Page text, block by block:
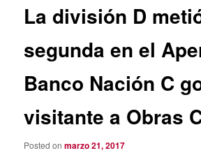
La división D
segunda en el
Banco Nación C
visitante a Obras
Posted onmarzo 21, 2017